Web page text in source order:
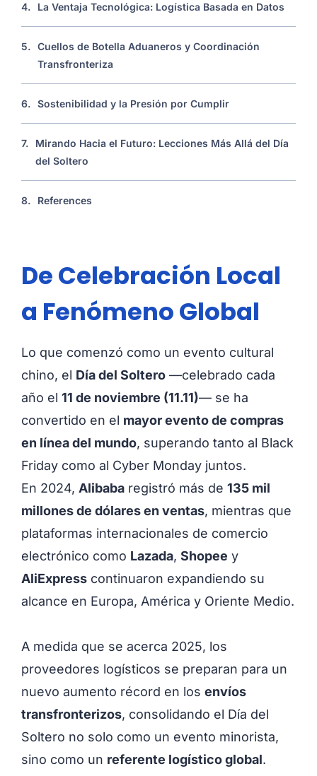
De Celebración Local
a Fenómeno Global
Lo que comenzó como un evento cultural
chino, el Día del Soltero —celebrado cada
año el 11 de noviembre (11.11)— se ha
convertido en el mayor evento de compras
en línea del mundo, superando tanto al Black
Friday como al Cyber Monday juntos.
En 2024, Alibaba registró más de 135 mil
millones de dólares en ventas, mientras que
plataformas internacionales de comercio
electrónico como Lazada, Shopee y
AliExpress continuaron expandiendo su
alcance en Europa, América y Oriente Medio.
A medida que se acerca 2025, los
proveedores logísticos se preparan para un
nuevo aumento récord en los envíos
transfronterizos, consolidando el Día del
Soltero no solo como un evento minorista,
sino como un referente logístico global.
4. La Ventaja Tecnológica: Logística Basada en Datos
5. Cuellos de Botella Aduaneros y Coordinación
Transfronteriza
6. Sostenibilidad y la Presión por Cumplir
7.
Mirando Hacia el Futuro: Lecciones Más Allá del Día
del Soltero
8. References